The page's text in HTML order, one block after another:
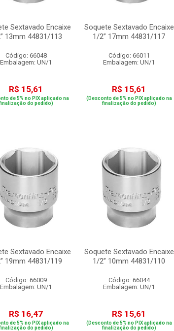
Sextavado Encaixe
13mm 44831/113
Código: 66048
Embalagem: UN/1
R$ 15,61
de 5% no PIX aplicado na
do pedido)
Soquete Sextavado Encaixe
1/2” 17mm 44831/117
Código: 66011
Embalagem: UN/1
R$ 15,61
(Desconto de 5% no PIX aplicado na
finalização do pedido)
Sextavado Encaixe
19mm 44831/119
Código: 66009
Embalagem: UN/1
R$ 16,47
de 5% no PIX aplicado na
do pedido)
Soquete Sextavado Encaixe
1/2” 10mm 44831/110
Código: 66044
Embalagem: UN/1
R$ 15,61
(Desconto de 5% no PIX aplicado na
finalização do pedido)